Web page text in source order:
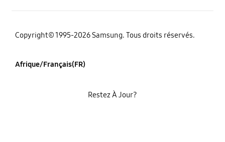
Copyright© 1995-2026 Samsung. Tous droits réservés.
Afrique/Français(FR)
Restez À Jour?